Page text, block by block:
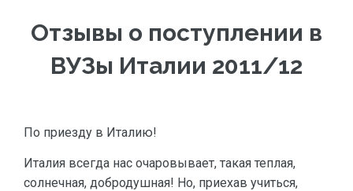
Отзывы о поступлении в
ВУЗы Италии 2011/12
По приезду в Италию!
Италия всегда нас очаровывает, такая теплая,
солнечная, добродушная! Но, приехав учиться,